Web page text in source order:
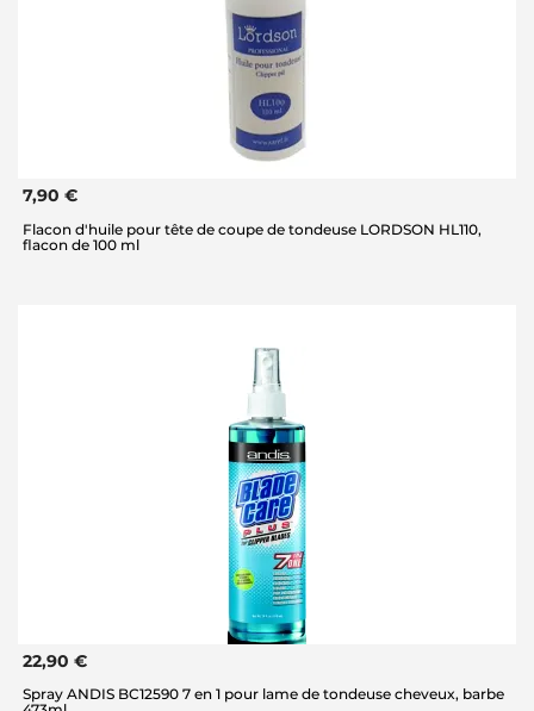
7,90 €
Flacon d'huile pour tête de coupe de tondeuse LORDSON HL110,
flacon de 100 ml
22,90 €
Spray ANDIS BC12590 7 en 1 pour lame de tondeuse cheveux, barbe